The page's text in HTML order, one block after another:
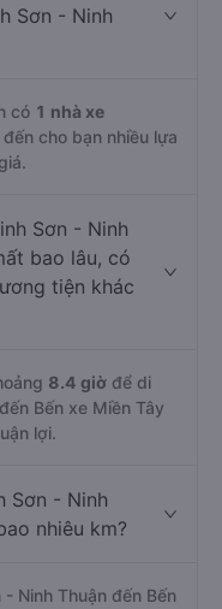
Sơn - Ninh
có 1 nhà xe
cho bạn nhiều lựa
Sơn - Ninh
bao lâu, có
tiện khác
8.4 giờ để di
Bến xe Miền Tây
lợi.
Sơn - Ninh
nhiêu km?
Ninh Thuận đến Bến